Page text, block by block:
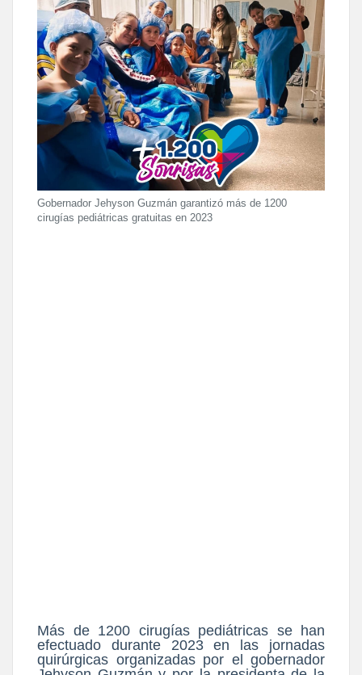
Gobernador Jehyson Guzmán garantizó más de 1200
cirugías pediátricas gratuitas en 2023
Más de 1200 cirugías pediátricas se han
efectuado durante 2023 en las jornadas
quirúrgicas organizadas por el gobernador